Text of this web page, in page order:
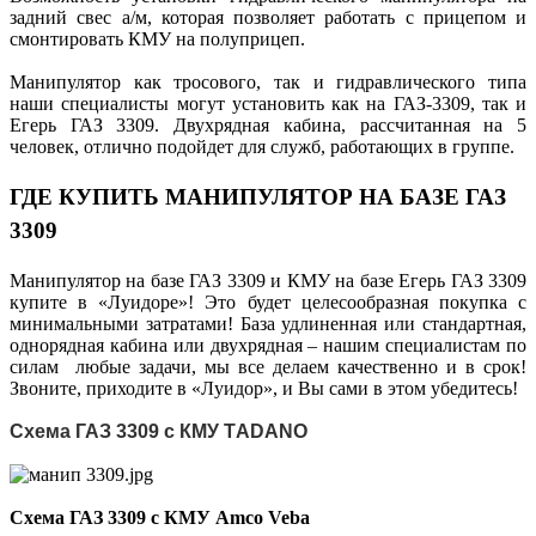
задний свес а/м, которая позволяет работать с прицепом и
смонтировать КМУ на полуприцеп.
Манипулятор как тросового, так и гидравлического типа
наши специалисты могут установить как на ГАЗ-3309, так и
Егерь ГАЗ 3309. Двухрядная кабина, рассчитанная на 5
человек, отлично подойдет для служб, работающих в группе.
ГДЕ КУПИТЬ МАНИПУЛЯТОР НА БАЗЕ ГАЗ
3309
Манипулятор на базе ГАЗ 3309 и КМУ на базе Егерь ГАЗ 3309
купите в «Луидоре»! Это будет целесообразная покупка с
минимальными затратами! База удлиненная или стандартная,
однорядная кабина или двухрядная – нашим специалистам по
силам любые задачи, мы все делаем качественно и в срок!
Звоните, приходите в «Луидор», и Вы сами в этом убедитесь!
Схема ГАЗ 3309 с КМУ TАDANO
Схема ГАЗ 3309 с КМУ Amco Veba